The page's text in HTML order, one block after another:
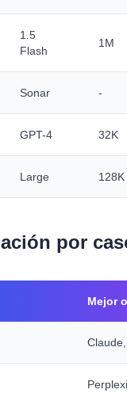
1.5
Flash
1M
Sonar -
GPT-4 32K
Large 128K
por
Mejor